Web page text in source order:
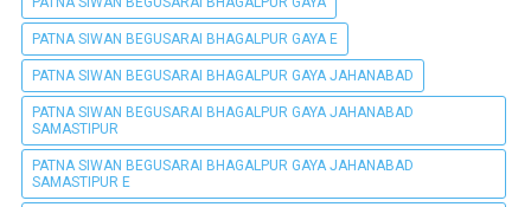
PATNA SIWAN BEGUSARAI BHAGALPUR GAYA E
PATNA SIWAN BEGUSARAI BHAGALPUR GAYA JAHANABAD
PATNA SIWAN BEGUSARAI BHAGALPUR GAYA JAHANABAD
SAMASTIPUR
PATNA SIWAN BEGUSARAI BHAGALPUR GAYA JAHANABAD
SAMASTIPUR E